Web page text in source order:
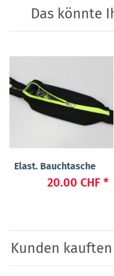
Das könnte
Elast. Bauchtasche
20.00 CHF *
Kunden